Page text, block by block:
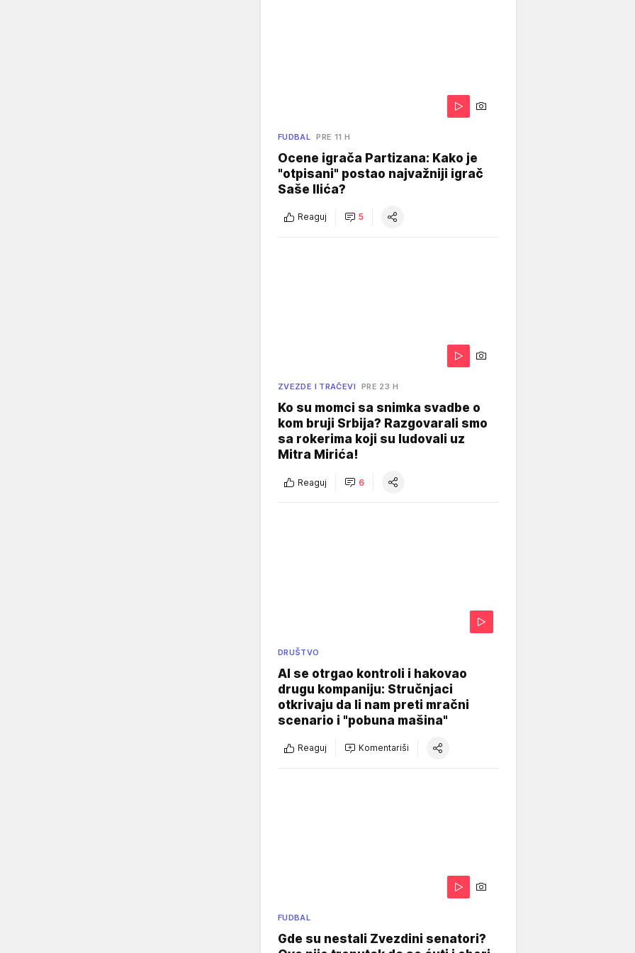
FUDBAL PRE 11 H
Ocene igrača Partizana: Kako je
"otpisani" postao najvažniji igrač
Saše Ilića?
Reaguj 5
ZVEZDE I TRAČEVI PRE 23 H
Ko su momci sa snimka svadbe o
kom bruji Srbija? Razgovarali smo
sa rokerima koji su ludovali uz
Mitra Mirića!
Reaguj 6
DRUŠTVO
AI se otrgao kontroli i hakovao
drugu kompaniju: Stručnjaci
otkrivaju da li nam preti mračni
scenario i "pobuna mašina"
Reaguj Komentariši
FUDBAL
Gde su nestali Zvezdini senatori?